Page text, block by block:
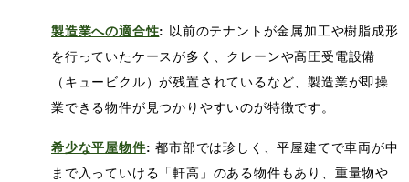
製造業への適合性: 以前のテナントが金属加工や樹脂成形
を行っていたケースが多く、クレーンや高圧受電設備
（キュービクル）が残置されているなど、製造業が即操
業できる物件が見つかりやすいのが特徴です。
希少な平屋物件: 都市部では珍しく、平屋建てで車両が中
まで入っていける「軒高」のある物件もあり、重量物や